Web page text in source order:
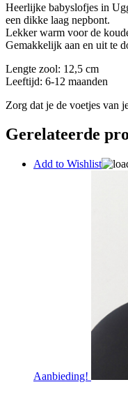
Heerlijke babyslofjes in
een dikke laag nepbont.
Lekker warm voor de
Gemakkelijk aan en uit te
Lengte zool: 12,5 cm
Leeftijd: 6-12 maanden
Zorg dat je de voetjes van
Gerelateerde
Add to Wishlist
Aanbieding!